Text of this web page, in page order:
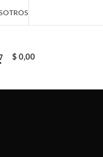
$ 0,00